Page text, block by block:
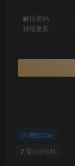
解压密码
持续更新
网红Cos
# 蓝小沂KiKi